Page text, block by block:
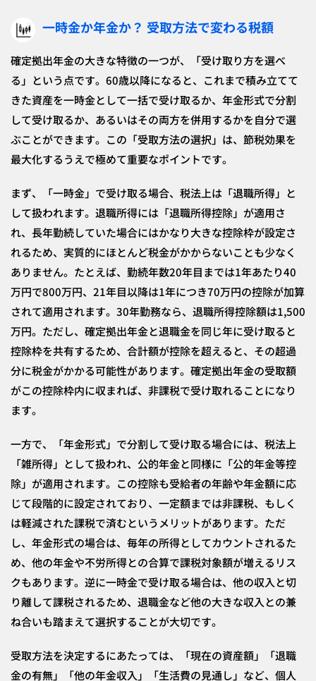
一時金か年金か？ 受取方法で変わる税額
確定拠出年金の大きな特徴の一つが、「受け取り方を選べ
る」という点です。60歳以降になると、これまで積み立てて
きた資産を一時金として一括で受け取るか、年金形式で分割
して受け取るか、あるいはその両方を併用するかを自分で選
ぶことができます。この「受取方法の選択」は、節税効果を
最大化するうえで極めて重要なポイントです。
まず、「一時金」で受け取る場合、税法上は「退職所得」と
して扱われます。退職所得には「退職所得控除」が適用さ
れ、長年勤続していた場合にはかなり大きな控除枠が設定さ
れるため、実質的にほとんど税金がかからないことも少なく
ありません。たとえば、勤続年数20年目までは1年あたり40
万円で800万円、21年目以降は1年につき70万円の控除が加算
されて適用されます。30年勤務なら、退職所得控除額は1,500
万円。ただし、確定拠出年金と退職金を同じ年に受け取ると
控除枠を共有するため、合計額が控除を超えると、その超過
分に税金がかかる可能性があります。確定拠出年金の受取額
がこの控除枠内に収まれば、非課税で受け取れることになり
ます。
一方で、「年金形式」で分割して受け取る場合には、税法上
「雑所得」として扱われ、公的年金と同様に「公的年金等控
除」が適用されます。この控除も受給者の年齢や年金額に応
じて段階的に設定されており、一定額までは非課税、もしく
は軽減された課税で済むというメリットがあります。ただ
し、年金形式の場合は、毎年の所得としてカウントされるた
め、他の年金や不労所得との合算で課税対象額が増えるリス
クもあります。逆に一時金で受け取る場合は、他の収入と切
り離して課税されるため、退職金など他の大きな収入との兼
ね合いも踏まえて選択することが大切です。
受取方法を決定するにあたっては、「現在の資産額」「退職
金の有無」「他の年金収入」「生活費の見通し」など、個人